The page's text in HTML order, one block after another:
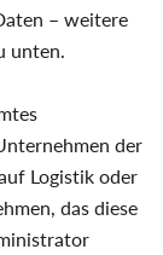
– weitere
unten.
der
Logistik oder
das diese